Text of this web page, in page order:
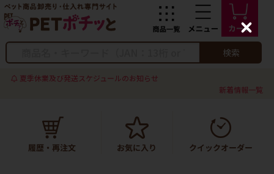
検索
夏季休業及び発送スケジュールのお知らせ
新着情報一覧
C
l
s